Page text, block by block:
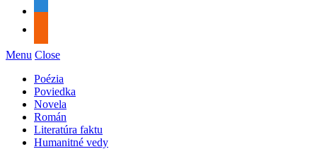
Menu Close
Poézia
Poviedka
Novela
Román
Literatúra faktu
Humanitné vedy